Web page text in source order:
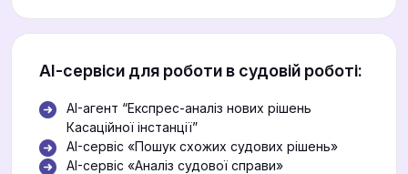
АІ-сервіси для роботи в судовій роботі:
AI-агент “Експрес-аналіз нових рішень
Касаційної інстанції”
AI-сервіс «Пошук схожих судових рішень»
AI-сервіс «Аналіз судової справи»